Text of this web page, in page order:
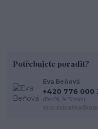
Potřebujete poradit?
Eva Beňová
+420 776 000
(Po-Pá, 9-15 hod.)
pro-